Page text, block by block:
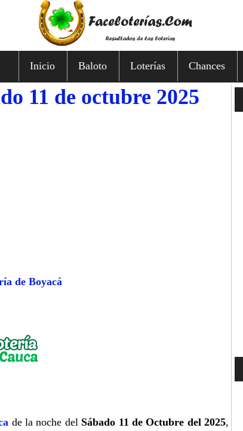
Inicio Baloto Loterías Chances
11 de octubre 2025
de Boyacá
de la noche del Sábado 11 de Octubre del 2025,